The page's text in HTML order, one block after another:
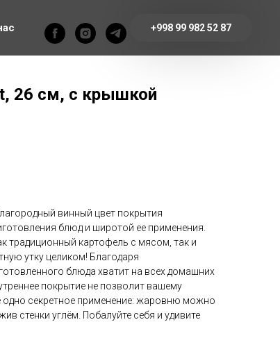
+998 99 982 52 87
26 см, с крышкой
винный цвет покрытия
блюд и широтой ее применения.
традиционный картофель с мясом, так и
утку целиком! Благодаря
блюда хватит на всех домашних
покрытие не позволит вашему
одно секретное применение: жаровню можно
стенки углём. Побалуйте себя и удивите